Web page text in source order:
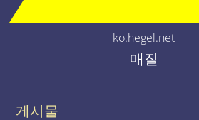
ko.hegel.net
매질
게시물